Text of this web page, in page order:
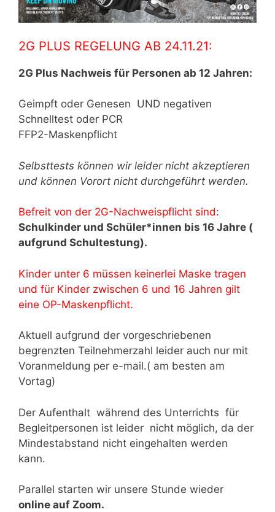
2G PLUS REGELUNG AB 24.11.21:
2G Plus Nachweis für Personen ab 12 Jahren:
Geimpft oder Genesen UND negativen
Schnelltest oder PCR
FFP2-Maskenpflicht
Selbsttests können wir leider nicht akzeptieren
und können Vorort nicht durchgeführt werden.
Befreit von der 2G-Nachweispflicht sind:
Schulkinder und Schüler*innen bis 16 Jahre (
aufgrund Schultestung).
Kinder unter 6 müssen keinerlei Maske tragen
und für Kinder zwischen 6 und 16 Jahren gilt
eine OP-Maskenpflicht.
Aktuell aufgrund der vorgeschriebenen
begrenzten Teilnehmerzahl leider auch nur mit
Voranmeldung per e-mail.( am besten am
Vortag)
Der Aufenthalt während des Unterrichts für
Begleitpersonen ist leider nicht möglich, da der
Mindestabstand nicht eingehalten werden
kann.
Parallel starten wir unsere Stunde wieder
online auf Zoom.